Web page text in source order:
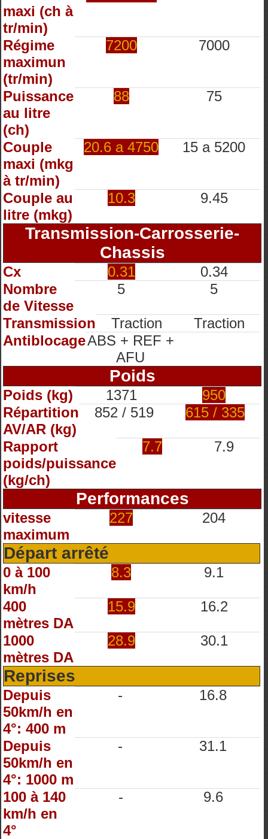
maxi (ch à
tr/min)
Régime
maximun
(tr/min)
7200 7000
Puissance
au litre
(ch)
88 75
Couple
maxi (mkg
à tr/min)
20.6 a 4750 15 a 5200
Couple au
litre (mkg)
10.3 9.45
Transmission-Carrosserie-
Chassis
Cx 0.31
0.34
Nombre
de Vitesse
5 5
Transmission Traction
Traction
AntiblocageABS + REF +
AFU
Poids
Poids (kg) 1371
950
Répartition
AV/AR (kg)
852 / 519 615 / 335
Rapport
poids/puissance
(kg/ch)
7.7 7.9
Performances
vitesse
maximum
227 204
Départ arrêté
0 à 100
km/h
8.3 9.1
400
mètres DA
15.9 16.2
1000
mètres DA
28.9 30.1
Reprises
Depuis
50km/h en
4°: 400 m
- 16.8
Depuis
50km/h en
4°: 1000 m
- 31.1
100 à 140
km/h en
4°
- 9.6